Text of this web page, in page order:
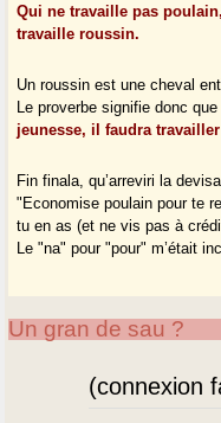
Qui ne travaille pas poulain,
travaille roussin.
Un roussin est une cheval
Le proverbe signifie donc
jeunesse, il faudra
Fin finala, qu’arreviri la
"Economise poulain pour te
tu en as (et ne vis pas à
Le "na" pour "pour" m’était
Un gran de sau ?
(connexion